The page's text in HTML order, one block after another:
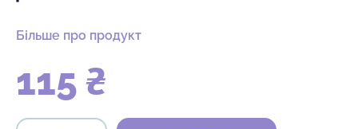
Більше про продукт
115 ₴